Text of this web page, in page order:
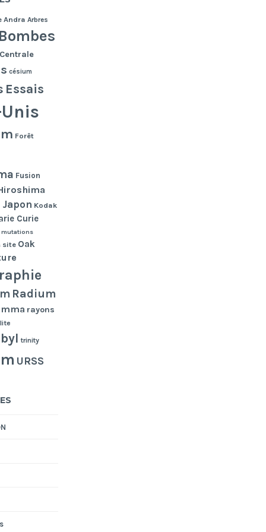
Andra Arbres
césium
Essais
Forêt
Fusion
Japon Kodak
Curie
mutations
site Oak
Radium
rayons
trinity
URSS